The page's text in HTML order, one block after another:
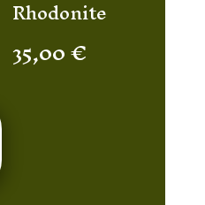
Rhodonite
35,00€